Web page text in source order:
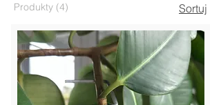
Produkty (4) Sortuj